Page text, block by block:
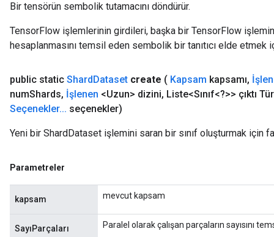
Bir tensörün sembolik tutamacını döndürür.
TensorFlow işlemlerinin girdileri, başka bir TensorFlow
hesaplanmasını temsil eden sembolik bir tanıtıcı elde etmek
public static ShardDataset create ( Kapsam kapsamı,
numShards, İşlenen <Uzun> dizini, Liste<Sınıf<?>> çıktı
Seçenekler... seçenekler)
Yeni bir ShardDataset işlemini saran bir sınıf oluşturmak için
Parametreler
kapsam mevcut kapsam
SayıParçaları Paralel olarak çalışan parçaların sayısını